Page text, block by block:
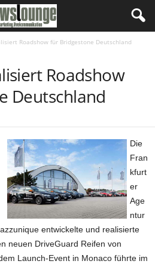
Roadshow für Bridgestone Deutschland
Roadshow
Deutschland
Die
Fran
kfurt
er
Age
ntur
entwickelte und realisierte
neuen DriveGuard Reifen von
Launch-Event in Monaco führte im